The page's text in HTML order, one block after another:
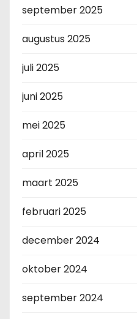
september 2025
augustus 2025
juli 2025
juni 2025
mei 2025
april 2025
maart 2025
februari 2025
december 2024
oktober 2024
september 2024